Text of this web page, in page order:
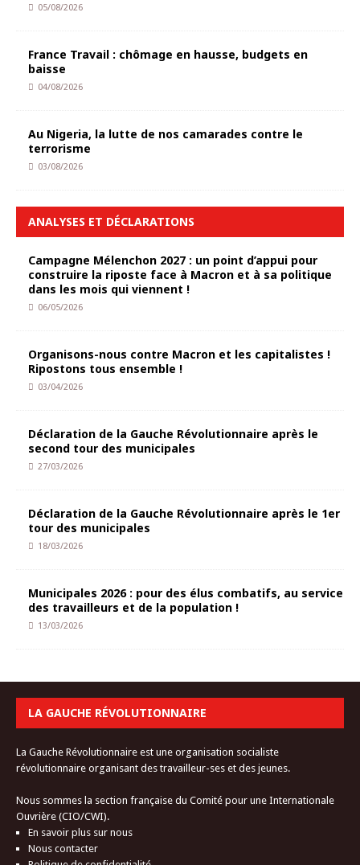
05/08/2026
France Travail : chômage en hausse, budgets en
baisse
04/08/2026
Au Nigeria, la lutte de nos camarades contre le
terrorisme
03/08/2026
ANALYSES ET DÉCLARATIONS
Campagne Mélenchon 2027 : un point d’appui pour
construire la riposte face à Macron et à sa politique
dans les mois qui viennent !
06/05/2026
Organisons-nous contre Macron et les capitalistes !
Ripostons tous ensemble !
03/04/2026
Déclaration de la Gauche Révolutionnaire après le
second tour des municipales
27/03/2026
Déclaration de la Gauche Révolutionnaire après le 1er
tour des municipales
18/03/2026
Municipales 2026 : pour des élus combatifs, au service
des travailleurs et de la population !
13/03/2026
LA GAUCHE RÉVOLUTIONNAIRE
La Gauche Révolutionnaire est une organisation socialiste
révolutionnaire organisant des travailleur-ses et des jeunes.
Nous sommes la section française du Comité pour une Internationale
Ouvrière (CIO/CWI).
En savoir plus sur nous
Nous contacter